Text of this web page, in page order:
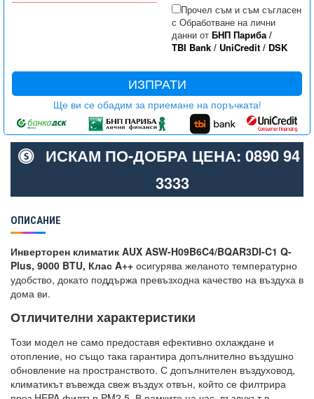
Прочел съм и съм съгласен
с Обработване на лични
данни от БНП Париба/
TBI Bank/ UniCredit/ DSK
ИЗПРАТИ
Ще ви се обадим за приемане на поръчката!
ИСКАМ ПО-ДОБРА ЦЕНА: 0890 94
3333
ОПИСАНИЕ
Инверторен климатик AUX ASW-H09B6C4/BQAR3DI-C1 Q-
Plus, 9000 BTU, Клас A++ осигурява желаното температурно
удобство, докато поддържа превъзходна качество на въздуха в
дома ви.
Отличителни характеристики
Този модел не само предоставя ефективно охлаждане и
отопление, но също така гарантира допълнително въздушно
обновление на пространството. С допълнителен въздуховод,
климатикът въвежда свеж въздух отвън, който се филтрира